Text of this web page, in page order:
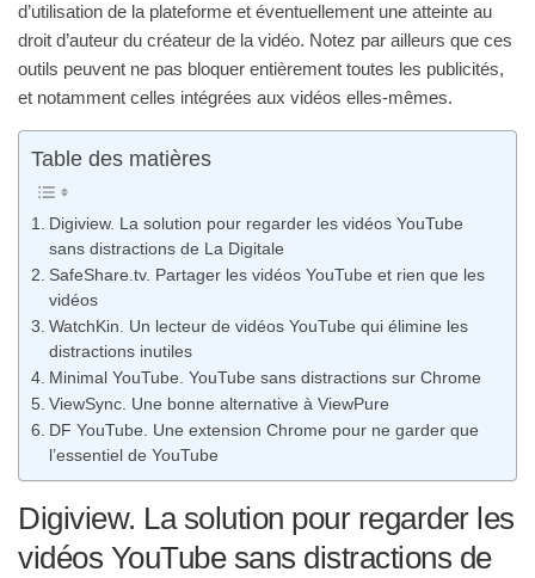
d’utilisation de la plateforme et éventuellement une atteinte au
droit d’auteur du créateur de la vidéo. Notez par ailleurs que ces
outils peuvent ne pas bloquer entièrement toutes les publicités,
et notamment celles intégrées aux vidéos elles-mêmes.
Table des matières
Digiview. La solution pour regarder les vidéos YouTube
sans distractions de La Digitale
SafeShare.tv. Partager les vidéos YouTube et rien que les
vidéos
WatchKin. Un lecteur de vidéos YouTube qui élimine les
distractions inutiles
Minimal YouTube. YouTube sans distractions sur Chrome
ViewSync. Une bonne alternative à ViewPure
DF YouTube. Une extension Chrome pour ne garder que
l’essentiel de YouTube
Digiview. La solution pour regarder les
vidéos YouTube sans distractions de